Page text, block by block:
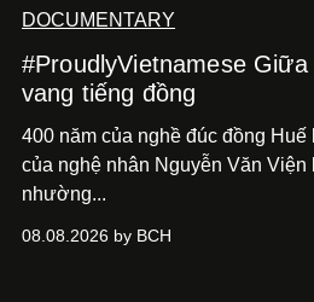
DOCUMENTARY
#ProudlyVietnamese
vang tiếng đồng
400 năm của nghề đúc đồng
của nghệ nhân Nguyễn Văn Viện
nhường...
08.08.2026 by BCH